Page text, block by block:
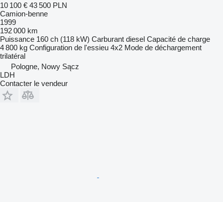
10 100 € 43 500 PLN
Camion-benne
1999
192 000 km
Puissance 160 ch (118 kW) Carburant diesel Capacité de charge
4 800 kg Configuration de l'essieu 4x2 Mode de déchargement
trilatéral
Pologne, Nowy Sącz
LDH
Contacter le vendeur